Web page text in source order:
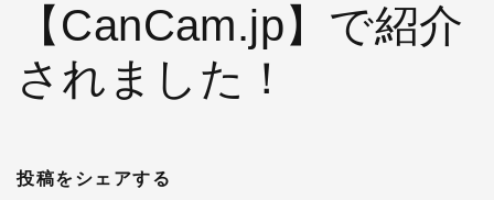
【CanCam.jp】で紹介
されました！
投稿をシェアする